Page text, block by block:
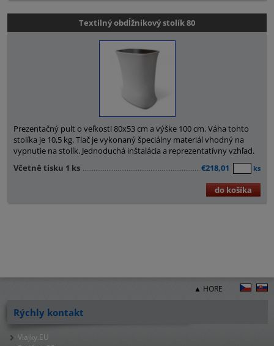
Textilný obdĺžnikový stolík 80
Prezentačný pult o veľkosti 80x53 cm a výške 100 cm. Váha tohto
stolíka je 10,5 kg. Tlač je vykonaný špeciálny materiál vhodný na
vypnutie na stolík. Jednoduchá inštalácia a reprezentatívny vzhľad.
Včetně tisku 1 ks
€218,01 ks
do košíka
▲ HORE
Rýchly kontakt
Vlajky.EU